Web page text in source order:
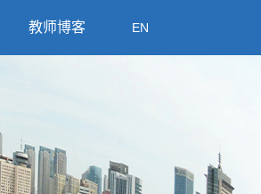
教师博客 EN